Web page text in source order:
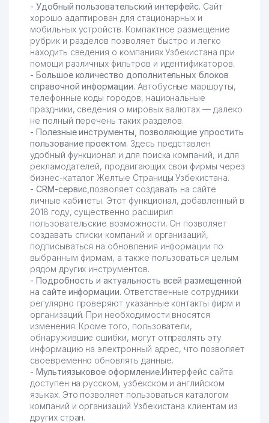
- Удобный пользовательский интерфейс. Сайт
хорошо адаптирован для стационарных и
мобильных устройств. Компактное размещение
рубрик и разделов позволяет быстро и легко
находить сведения о компаниях Узбекистана при
помощи различных фильтров и идентификаторов.
- Большое количество дополнительных блоков
справочной информации. Автобусные маршруты,
телефонные коды городов, национальные
праздники, сведения о мировых валютах — далеко
не полный перечень таких разделов.
- Полезные инструменты, позволяющие упростить
пользование проектом. Здесь представлен
удобный функционал и для поиска компаний, и для
рекламодателей, продвигающих свои фирмы через
бизнес-каталог Желтые Страницы Узбекистана.
- CRM-сервис, позволяет создавать на сайте
личные кабинеты. Этот функционал, добавленный в
2018 году, существенно расширил
пользовательские возможности. Он позволяет
создавать списки компаний и организаций,
подписываться на обновления информации по
выбранным фирмам, а также пользоваться целым
рядом других инструментов.
- Подробность и актуальность всей размещенной
на сайте информации. Ответственные сотрудники
регулярно проверяют указанные контакты фирм и
организаций. При необходимости вносятся
изменения. Кроме того, пользователи,
обнаружившие ошибки, могут отправлять эту
информацию на электронный адрес, что позволяет
своевременно обновлять данные.
- Мультиязыковое оформление.Интерфейс сайта
доступен на русском, узбекском и английском
языках. Это позволяет пользоваться каталогом
компаний и организаций Узбекистана клиентам из
других стран.